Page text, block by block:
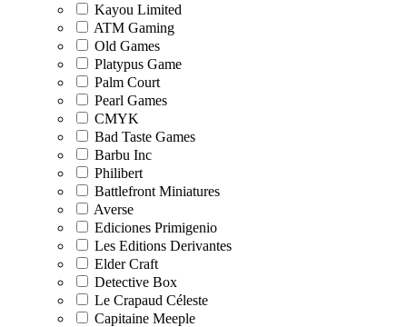
Kayou Limited
ATM Gaming
Old Games
Platypus Game
Palm Court
Pearl Games
CMYK
Bad Taste Games
Barbu Inc
Philibert
Battlefront Miniatures
Averse
Ediciones Primigenio
Les Editions Derivantes
Elder Craft
Detective Box
Le Crapaud Céleste
Capitaine Meeple